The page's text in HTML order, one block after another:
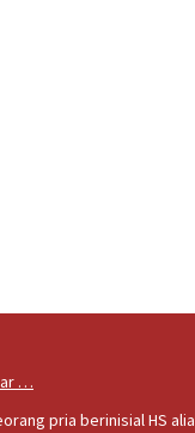
…
pria berinisial